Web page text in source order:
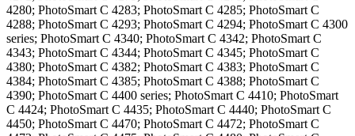
4280; PhotoSmart C 4283; PhotoSmart C 4285; PhotoSmart C
4288; PhotoSmart C 4293; PhotoSmart C 4294; PhotoSmart C 4300
series; PhotoSmart C 4340; PhotoSmart C 4342; PhotoSmart C
4343; PhotoSmart C 4344; PhotoSmart C 4345; PhotoSmart C
4380; PhotoSmart C 4382; PhotoSmart C 4383; PhotoSmart C
4384; PhotoSmart C 4385; PhotoSmart C 4388; PhotoSmart C
4390; PhotoSmart C 4400 series; PhotoSmart C 4410; PhotoSmart
C 4424; PhotoSmart C 4435; PhotoSmart C 4440; PhotoSmart C
4450; PhotoSmart C 4470; PhotoSmart C 4472; PhotoSmart C